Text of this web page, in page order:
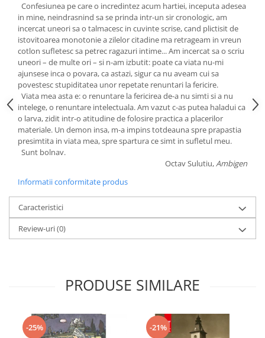
Confesiunea pe care o incredintez acum hartiei, inceputa adesea
in mine, neindrasnind sa se prinda intr-un sir cronologic, am
incercat uneori sa o talmacesc in cuvinte scrise, cand plictisit de
istovitoarea monotonie a zilelor citadine ma retrageam in vreun
cotlon sufletesc sa petrec ragazuri intime... Am incercat sa o scriu
uneori – de multe ori – si n-am izbutit: poate ca viata nu-mi
ajunsese inca o povara, ca astazi, sigur ca nu aveam cui sa
povestesc stupiditatea unor repetate renuntari la fericire.
Viata mea asta e: o renuntare la fericirea de-a nu simti si a nu
intelege, o renuntare intelectuala. Am vazut c-as putea haladui ca
o larva, zidit intr-o atitudine de folosire practica a placerilor
materiale. Un demon insa, m-a impins totdeauna spre prapastia
presimtita in viata mea, spre spartura ce simt in sufletul meu.
Sunt bolnav.
Octav Sulutiu,Ambigen
Informatii conformitate produs
Caracteristici
Review-uri(0)
PRODUSE SIMILARE
-25% -21%